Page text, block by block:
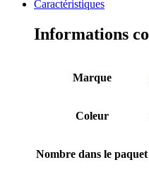
Caractéristiques
Informations
Marque
Coleur
Nombre dans le paquet